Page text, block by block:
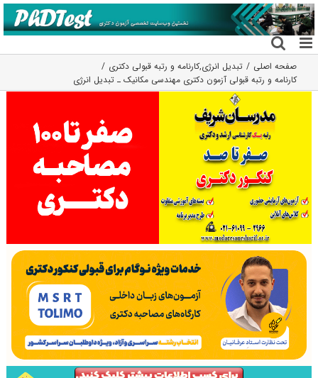
رفتن
به
محتوا
صفحه اصلی تبدیل انرژی,کارنامه و رتبه قبولی دکتری
کارنامه و رتبه قبولی آزمون دکتری مهندسی مکانیک ـ ﺗﺒﺪﻳﻞ اﻧﺮژی